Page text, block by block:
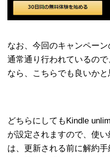
なお、今回のキャンペー
通常通り行われているの
なら、こちらでも良いかと
どちらにしてもKindle
が設定されますので、使
は、更新される前に解約